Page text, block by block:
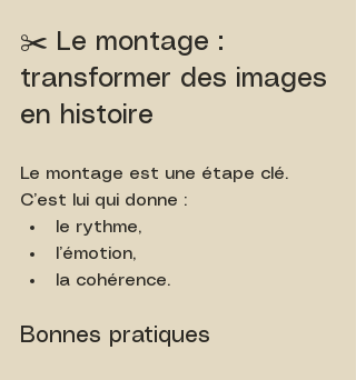
✂️ Le montage :
transformer des images
en histoire
Le montage est une étape clé.
C’est lui qui donne :
le rythme,
l’émotion,
la cohérence.
Bonnes pratiques